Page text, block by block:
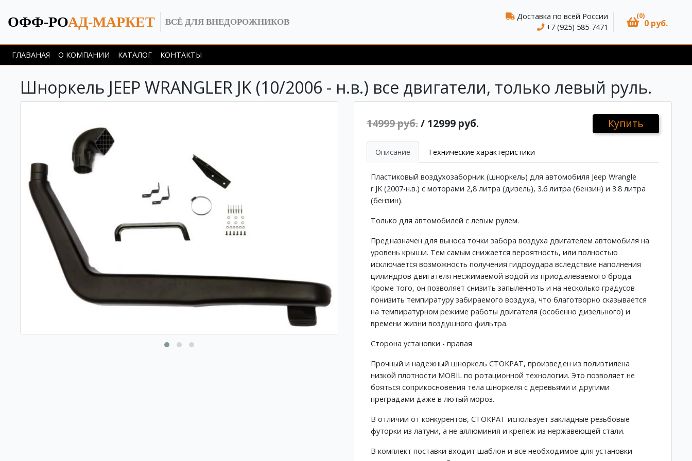
ОФФ-РОАД-МАРКЕТ ВСЁ ДЛЯ ВНЕДОРОЖНИКОВ
Доставка по всей России
+7 (925) 585-7471
(0)
0 руб.
ГЛАВАНАЯ О КОМПАНИИ КАТАЛОГ КОНТАКТЫ
Шноркель JEEP WRANGLER JK (10/2006 - н.в.) все двигатели, только левый руль.
14999 руб./ 12999 руб. Купить
Описание Технические характеристики
Пластиковый воздухозаборник (шноркель) для автомобиля Jeep Wrangle
r JK (2007-н.в.) с моторами 2,8 литра (дизель), 3.6 литра (бензин) и 3.8 литра
(бензин).
Только для автомобилей с левым рулем.
Предназначен для выноса точки забора воздуха двигателем автомобиля на
уровень крыши. Тем самым снижается вероятность, или полностью
исключается возможность получения гидроудара вследствие наполнения
цилиндров двигателя несжимаемой водой из приодалеваемого брода.
Кроме того, он позволяет снизить запыленноть и на несколько градусов
понизить темпиратуру забираемого воздуха, что благотворно сказывается
на темпиратурном режиме работы двигателя (особенно дизельного) и
времени жизни воздушного фильтра.
Сторона установки - правая
Прочный и надежный шноркель СТОКРАТ, произведен из полиэтилена
низкой плотности MOBIL по ротационной технологии. Это позволяет не
бояться соприкосновения тела шноркеля с деревьями и другими
преградами даже в лютый мороз.
В отличии от конкурентов, СТОКРАТ использует закладные резьбовые
футорки из латуни, а не аллюминия и крепеж из нержавеющей стали.
В комплект поставки входит шаблон и все необходимое для установки